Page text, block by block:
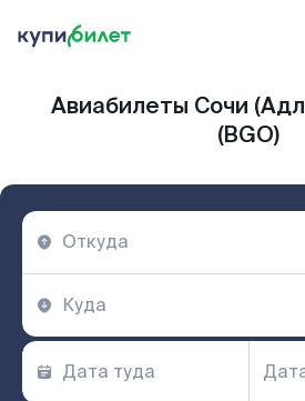
Авиабилеты Сочи
(BGO)